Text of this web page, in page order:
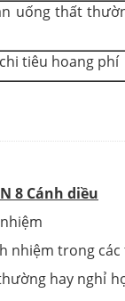
uống thất
tiêu hoang phí
8 Cánh diều
nhiệm trong
hay nghỉ